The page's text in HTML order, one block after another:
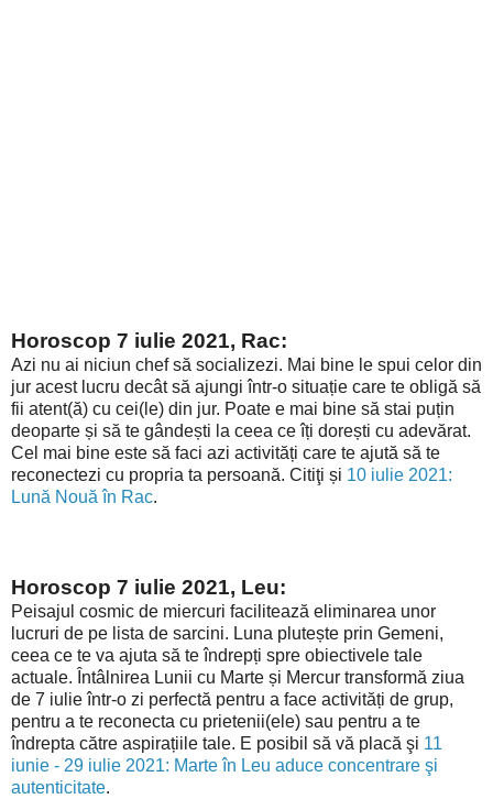
Horoscop 7 iulie 2021, Rac:
Azi nu ai niciun chef să socializezi. Mai bine le spui celor din
jur acest lucru decât să ajungi într-o situație care te obligă să
fii atent(ă) cu cei(le) din jur. Poate e mai bine să stai puțin
deoparte și să te gândești la ceea ce îți dorești cu adevărat.
Cel mai bine este să faci azi activități care te ajută să te
reconectezi cu propria ta persoană. Citiţi și 10 iulie 2021:
Lună Nouă în Rac.
Horoscop 7 iulie 2021, Leu:
Peisajul cosmic de miercuri facilitează eliminarea unor
lucruri de pe lista de sarcini. Luna plutește prin Gemeni,
ceea ce te va ajuta să te îndrepți spre obiectivele tale
actuale. Întâlnirea Lunii cu Marte și Mercur transformă ziua
de 7 iulie într-o zi perfectă pentru a face activități de grup,
pentru a te reconecta cu prietenii(ele) sau pentru a te
îndrepta către aspirațiile tale. E posibil să vă placă şi 11
iunie - 29 iulie 2021: Marte în Leu aduce concentrare şi
autenticitate.